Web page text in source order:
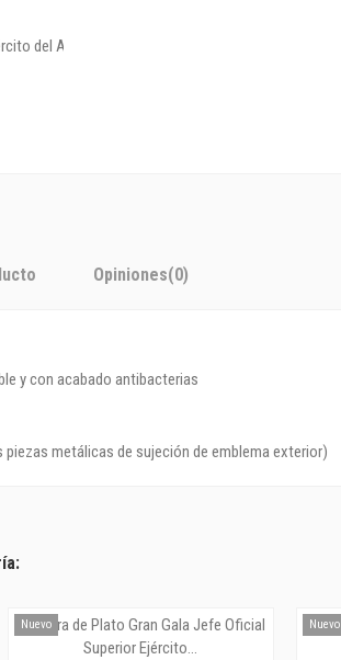
Opiniones(0)
y con acabado antibacterias
metálicas de sujeción de emblema exterior)
Nuevo Nuevo